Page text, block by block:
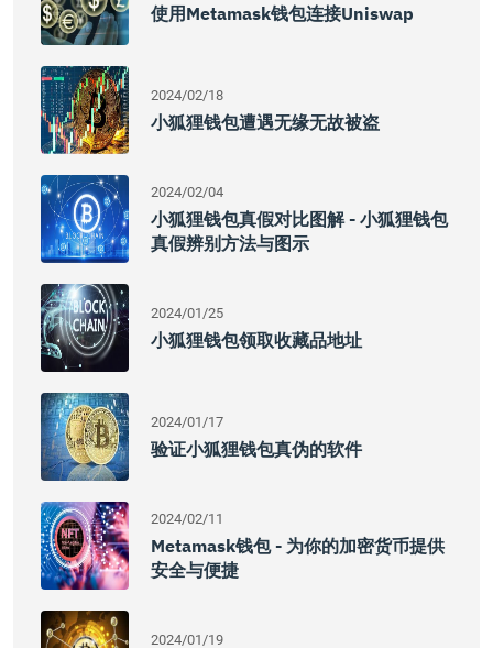
使用Metamask钱包连接Uniswap
2024/02/18
小狐狸钱包遭遇无缘无故被盗
2024/02/04
小狐狸钱包真假对比图解 - 小狐狸钱包
真假辨别方法与图示
2024/01/25
小狐狸钱包领取收藏品地址
2024/01/17
验证小狐狸钱包真伪的软件
2024/02/11
Metamask钱包 - 为你的加密货币提供
安全与便捷
2024/01/19